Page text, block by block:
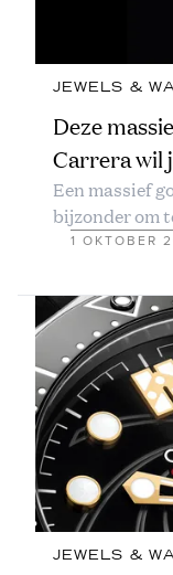
JEWELS &
Deze
Carrera wil
Een massief
bijzonder om
1 OKTOBER
JEWELS &